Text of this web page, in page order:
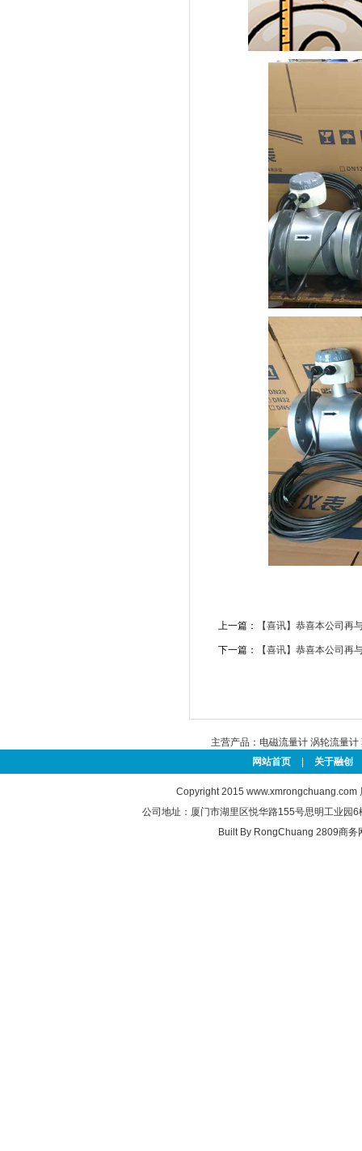
上一篇： 【喜讯】恭喜本公司再
下一篇： 【喜讯】恭喜本公司再
主营产品： 电磁流量计 涡轮流量计
网站首页
关于融创
Copyright 2015 www.xmrongchuang.com
公司地址：厦门市湖里区悦华路155号思明工业园
Built By RongChuang 2809商务